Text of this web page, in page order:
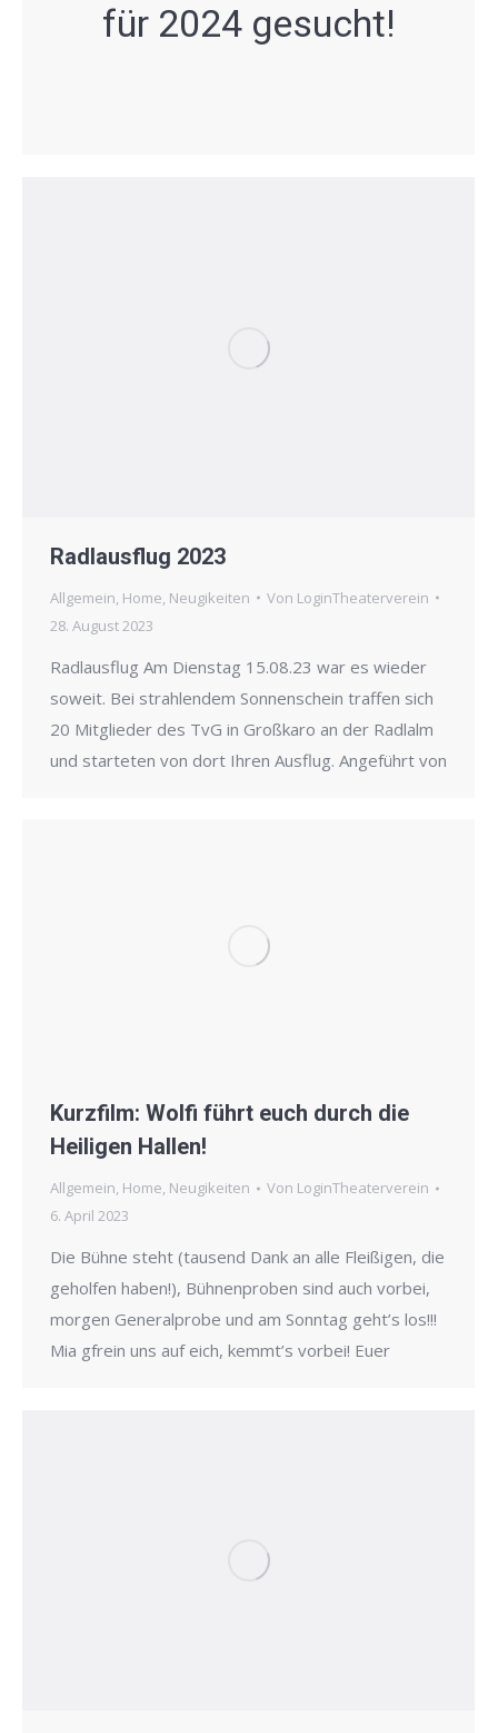
für 2024 gesucht!
Radlausflug 2023
Allgemein, Home, Neugikeiten Von LoginTheaterverein
28. August 2023
Radlausflug Am Dienstag 15.08.23 war es wieder
soweit. Bei strahlendem Sonnenschein traffen sich
20 Mitglieder des TvG in Großkaro an der Radlalm
und starteten von dort Ihren Ausflug. Angeführt von
Kurzfilm: Wolfi führt euch durch die
Heiligen Hallen!
Allgemein, Home, Neugikeiten Von LoginTheaterverein
6. April 2023
Die Bühne steht (tausend Dank an alle Fleißigen, die
geholfen haben!), Bühnenproben sind auch vorbei,
morgen Generalprobe und am Sonntag geht’s los!!!
Mia gfrein uns auf eich, kemmt’s vorbei! Euer